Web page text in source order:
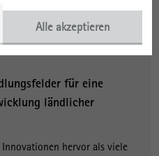
Alle akzeptieren
Neues – aber er
für eine
ländlicher
hervor als viele